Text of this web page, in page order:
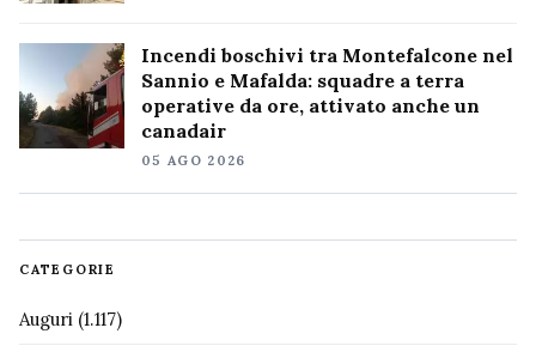
Incendi boschivi tra Montefalcone nel
Sannio e Mafalda: squadre a terra
operative da ore, attivato anche un
canadair
05 AGO 2026
CATEGORIE
Auguri (1.117)